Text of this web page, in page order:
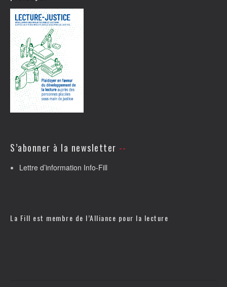
S’abonner à la newsletter
Lettre d’information Info-Fill
La Fill est membre de l’Alliance pour la lecture